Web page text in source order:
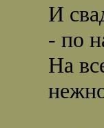
И
- по
На